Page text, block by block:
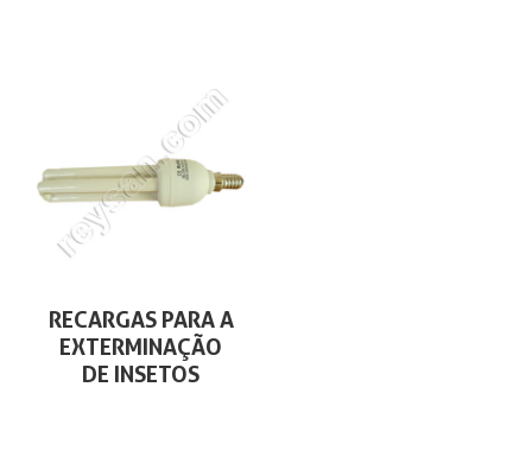
RECARGAS PARA A
EXTERMINAÇÃO
DE INSETOS